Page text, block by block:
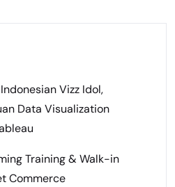
Vizz Idol,
Data Visualization
Training & Walk-in
Commerce